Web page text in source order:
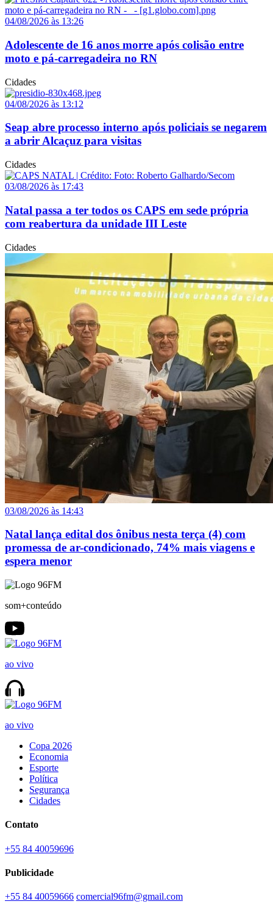
04/08/2026 às 13:26
Adolescente de 16 anos morre após colisão entre
moto e pá-carregadeira no RN
Cidades
04/08/2026 às 13:12
Seap abre processo interno após policiais se negarem
a abrir Alcaçuz para visitas
Cidades
03/08/2026 às 17:43
Natal passa a ter todos os CAPS em sede própria
com reabertura da unidade III Leste
Cidades
03/08/2026 às 14:43
Natal lança edital dos ônibus nesta terça (4) com
promessa de ar-condicionado, 74% mais viagens e
espera menor
som+conteúdo
ao vivo
ao vivo
Copa 2026
Economia
Esporte
Política
Segurança
Cidades
Contato
+55 84 40059696
Publicidade
+55 84 40059666 comercial96fm@gmail.com